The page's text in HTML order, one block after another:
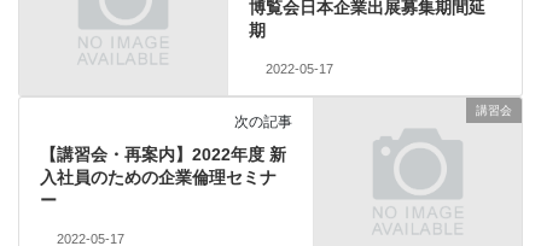
博覧会日本企業出展募集期間延
期
2022-05-17
講習会
次の記事
【講習会・再案内】2022年度 新
入社員のための企業倫理セミナ
ー
2022-05-17